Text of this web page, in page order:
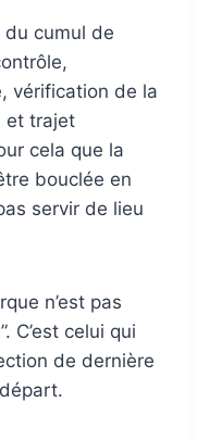
cumul de
vérification de la
et trajet
cela que la
bouclée en
servir de lieu
n’est pas
C’est celui qui
de dernière